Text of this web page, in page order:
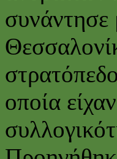
συνάντησε
οποία